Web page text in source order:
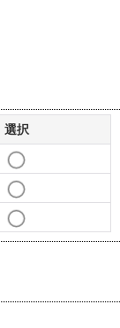
選択